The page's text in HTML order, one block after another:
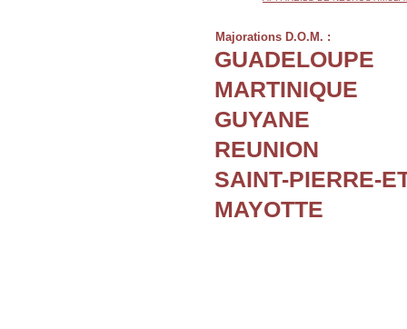
Majorations D.O.M. :
GUADELOUPE
MARTINIQUE
GUYANE
REUNION
SAINT-PIERRE-
MAYOTTE